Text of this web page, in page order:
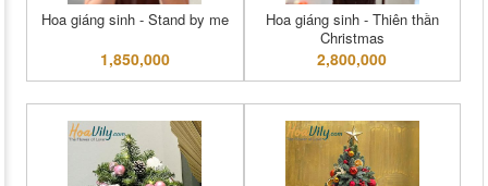
Hoa giáng sinh - Stand by me
1,850,000
Hoa giáng sinh - Thiên thần
Christmas
2,800,000